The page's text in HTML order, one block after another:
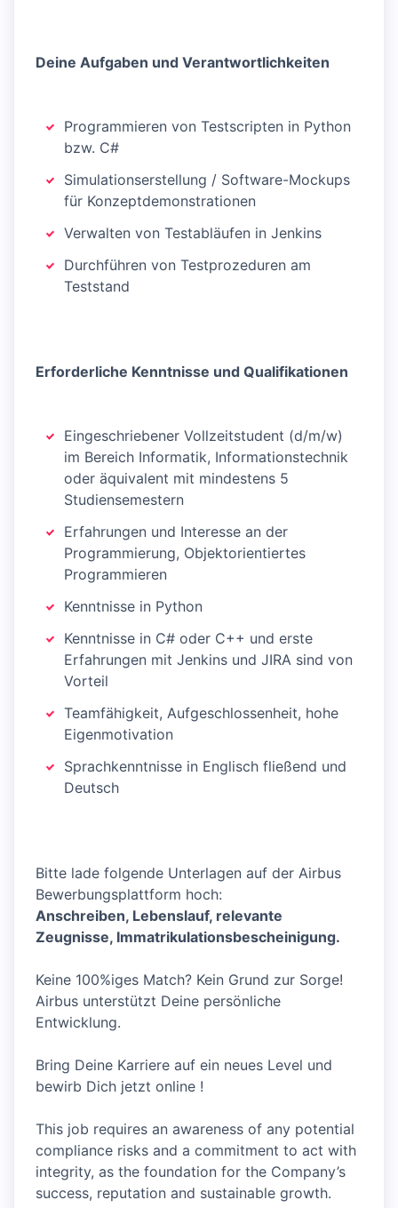
Deine Aufgaben und Verantwortlichkeiten
Programmieren von Testscripten in Python
bzw. C#
Simulationserstellung / Software-Mockups
für Konzeptdemonstrationen
Verwalten von Testabläufen in Jenkins
Durchführen von Testprozeduren am
Teststand
Erforderliche Kenntnisse und Qualifikationen
Eingeschriebener Vollzeitstudent (d/m/w)
im Bereich Informatik, Informationstechnik
oder äquivalent mit mindestens 5
Studiensemestern
Erfahrungen und Interesse an der
Programmierung, Objektorientiertes
Programmieren
Kenntnisse in Python
Kenntnisse in C# oder C++ und erste
Erfahrungen mit Jenkins und JIRA sind von
Vorteil
Teamfähigkeit, Aufgeschlossenheit, hohe
Eigenmotivation
Sprachkenntnisse in Englisch fließend und
Deutsch
Bitte lade folgende Unterlagen auf der Airbus
Bewerbungsplattform hoch:
Anschreiben, Lebenslauf, relevante
Zeugnisse, Immatrikulationsbescheinigung.
Keine 100%iges Match? Kein Grund zur Sorge!
Airbus unterstützt Deine persönliche
Entwicklung.
Bring Deine Karriere auf ein neues Level und
bewirb Dich jetzt online !
This job requires an awareness of any potential
compliance risks and a commitment to act with
integrity, as the foundation for the Company’s
success, reputation and sustainable growth.